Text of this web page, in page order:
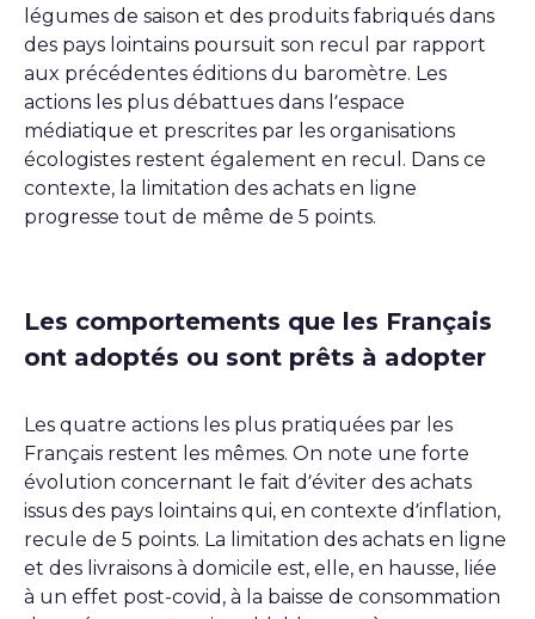
légumes de saison et des produits fabriqués dans
des pays lointains poursuit son recul par rapport
aux précédentes éditions du baromètre. Les
actions les plus débattues dans l’espace
médiatique et prescrites par les organisations
écologistes restent également en recul. Dans ce
contexte, la limitation des achats en ligne
progresse tout de même de 5 points.
Les comportements que les Français
ont adoptés ou sont prêts à adopter
Les quatre actions les plus pratiquées par les
Français restent les mêmes. On note une forte
évolution concernant le fait d’éviter des achats
issus des pays lointains qui, en contexte d’inflation,
recule de 5 points. La limitation des achats en ligne
et des livraisons à domicile est, elle, en hausse, liée
à un effet post-covid, à la baisse de consommation